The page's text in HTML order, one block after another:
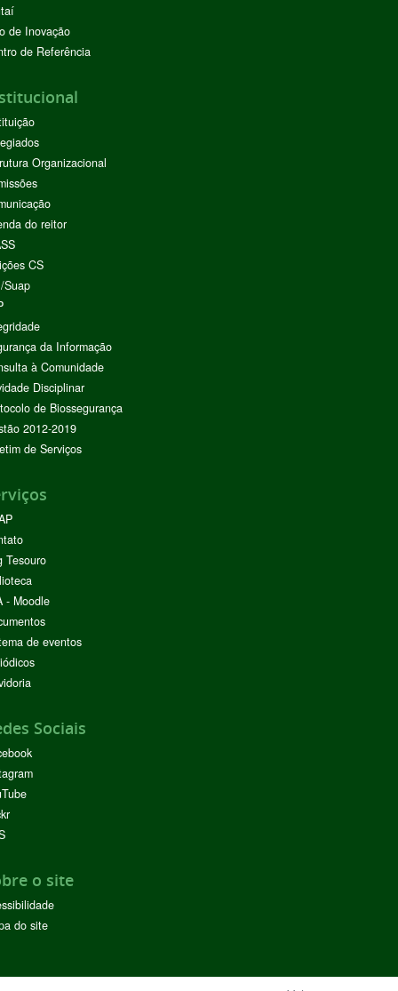
de Inovação
de Referência
Organizacional
do reitor
CS
Suap
da Informação
à Comunidade
Disciplinar
de Biossegurança
2012-2019
de Serviços
Tesouro
- Moodle
de eventos
Sociais
o site
do site